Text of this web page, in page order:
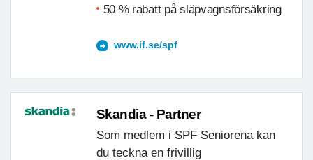
50 % rabatt på släpvagnsförsäkring
www.if.se/spf
Skandia - Partner
Som medlem i SPF Seniorena kan
du teckna en frivillig